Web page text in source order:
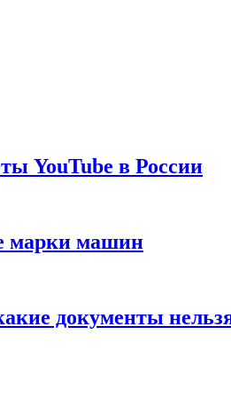
YouTube в России
марки машин
документы